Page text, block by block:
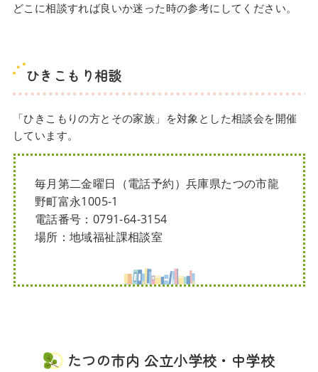
どこに相談すれば良いか迷った時の参考にしてください。
ひきこもり相談
「ひきこもりの方とその家族」を対象とした相談会を開催
しています。
毎月第二金曜日（電話予約）兵庫県たつの市龍
野町富永1005-1
電話番号：0791-64-3154
場所：地域福祉課相談室
たつの市内 公立小学校・中学校